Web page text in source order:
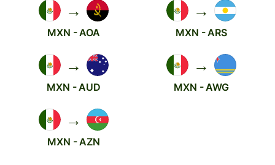
→
MXN - AOA
→
MXN - ARS
→
MXN - AUD
→
MXN - AWG
→
MXN - AZN